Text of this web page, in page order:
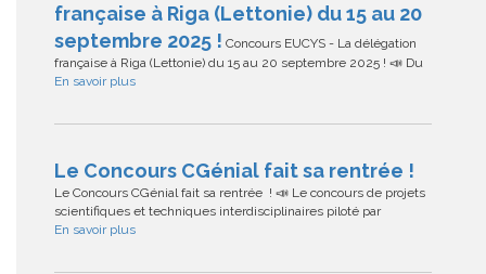
française à Riga (Lettonie) du 15 au 20
septembre 2025 ! Concours EUCYS - La délégation
française à Riga (Lettonie) du 15 au 20 septembre 2025 ! 📣 Du
En savoir plus
Le Concours CGénial fait sa rentrée !
Le Concours CGénial fait sa rentrée ! 📣 Le concours de projets
scientifiques et techniques interdisciplinaires piloté par
En savoir plus